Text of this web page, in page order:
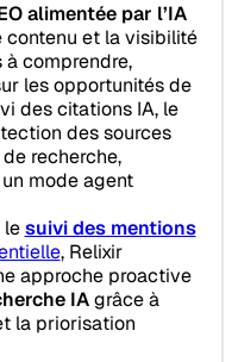
alimentée par l’IA
contenu et la visibilité
comprendre,
les opportunités de
des citations IA, le
des sources
recherche,
mode agent
lesuivi des mentions
, Relixir
approche proactive
IAgrâce à
la priorisation